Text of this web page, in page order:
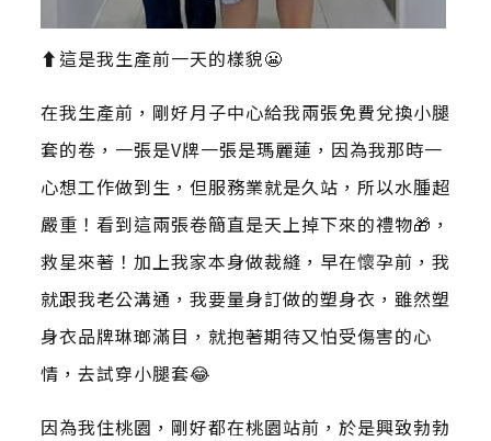
⬆️這是我生產前一天的樣貌😬
在我生產前，剛好月子中心給我兩張免費兌換小腿
套的卷，一張是V牌一張是瑪麗蓮，因為我那時一
心想工作做到生，但服務業就是久站，所以水腫超
嚴重！看到這兩張卷簡直是天上掉下來的禮物🎁，
救星來著！加上我家本身做裁縫，早在懷孕前，我
就跟我老公溝通，我要量身訂做的塑身衣，雖然塑
身衣品牌琳瑯滿目，就抱著期待又怕受傷害的心
情，去試穿小腿套😂
因為我住桃園，剛好都在桃園站前，於是興致勃勃